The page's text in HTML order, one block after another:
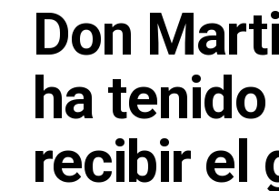
Don
ha
recibir el